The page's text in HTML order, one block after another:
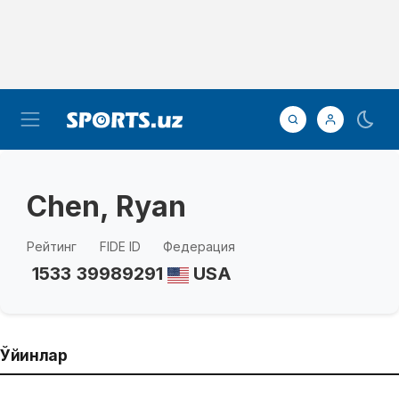
Chen, Ryan
Рейтинг
1533
FIDE ID
39989291
Федерация
USA
Ўйинлар